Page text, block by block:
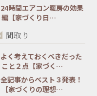
24時間エアコン暖房の効果
編【家づくり日…
間取り
よく考えておくべきだった
こと２点【家づく…
全記事からベスト３発表！
【家づくりの理想…